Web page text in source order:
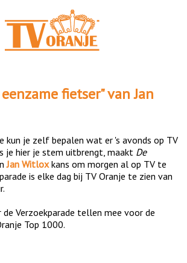
eenzame fietser" vanJan
kun je zelf bepalen wat er 's avonds op TV
je hier je stem uitbrengt, maakt De
Jan Witloxkans om morgen al op TV te
is elke dag bij TV Oranje te zien van
Verzoekparade tellen mee voor de
Top 1000.